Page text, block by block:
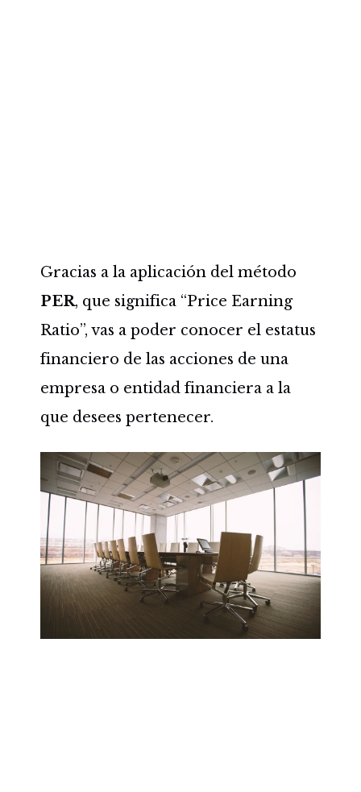
Gracias a la aplicación del método
PER, que significa “Price Earning
Ratio”, vas a poder conocer el estatus
financiero de las acciones de una
empresa o entidad financiera a la
que desees pertenecer.